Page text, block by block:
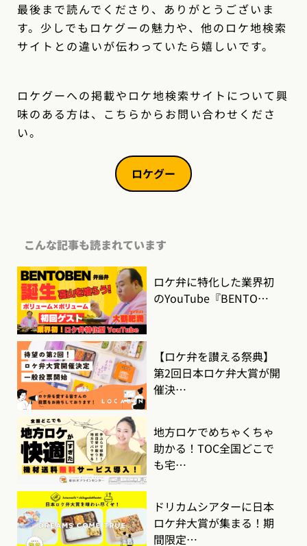
最後まで読んでくださり、ありがとうございま
す。少しでもロケグーの魅力や、他のロケ地検索
サイトとの違いが伝わっていたら嬉しいです。
ロケグーへの掲載やロケ地検索サイトについて興
味のある方は、こちらからお問い合わせくださ
い。
ロケグー
こんな記事も読まれています
ロケ弁に特化した業界初
のYouTube『BENTO…
【ロケ弁を讃える祭典】
第2回日本ロケ弁大賞が開
催決…
地方ロケでめちゃくちゃ
助かる！TOC全国どこで
も宅…
ドリカムシアターに日本
ロケ弁大賞が集まる！期
間限定…